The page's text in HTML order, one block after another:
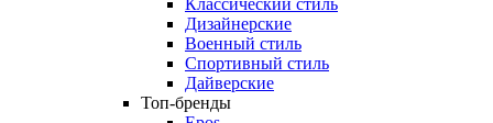
Классический стиль
Дизайнерские
Военный стиль
Спортивный стиль
Дайверские
Топ-бренды